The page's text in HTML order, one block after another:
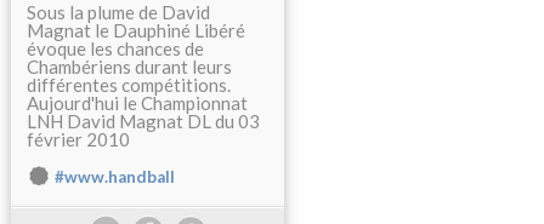
Sous la plume de David
Magnat le Dauphiné Libéré
évoque les chances de
Chambériens durant leurs
différentes compétitions.
Aujourd'hui le Championnat
LNH David Magnat DL du 03
février 2010
#www.handball